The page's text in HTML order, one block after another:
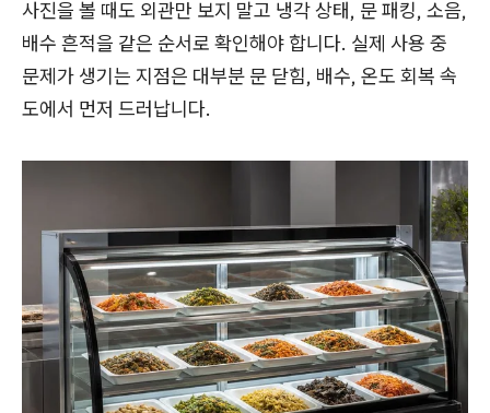
사진을 볼 때도 외관만 보지 말고 냉각 상태, 문 패킹, 소음,
배수 흔적을 같은 순서로 확인해야 합니다. 실제 사용 중
문제가 생기는 지점은 대부분 문 닫힘, 배수, 온도 회복 속
도에서 먼저 드러납니다.